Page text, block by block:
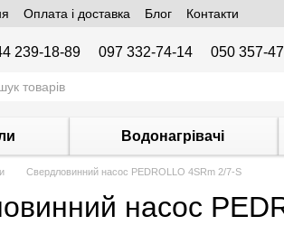
Оплата і доставка Блог Контакти
239-18-89 097 332-74-14 050 357-
Водонагрівачі
Свердловинний насос PEDROLLO 4SRm 2/7-S
насос